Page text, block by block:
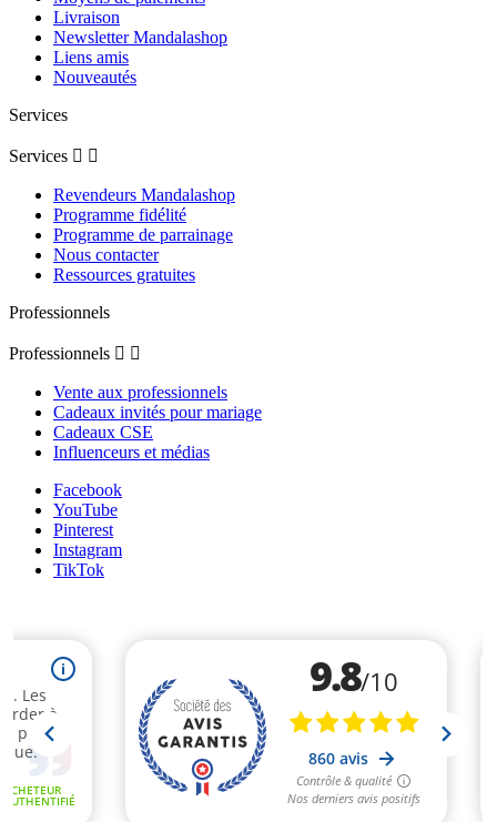
Livraison
Newsletter Mandalashop
Liens amis
Nouveautés
Services
Services  
Revendeurs Mandalashop
Programme fidélité
Programme de parrainage
Nous contacter
Ressources gratuites
Professionnels
Professionnels  
Vente aux professionnels
Cadeaux invités pour mariage
Cadeaux CSE
Influenceurs et médias
Facebook
YouTube
Pinterest
Instagram
TikTok